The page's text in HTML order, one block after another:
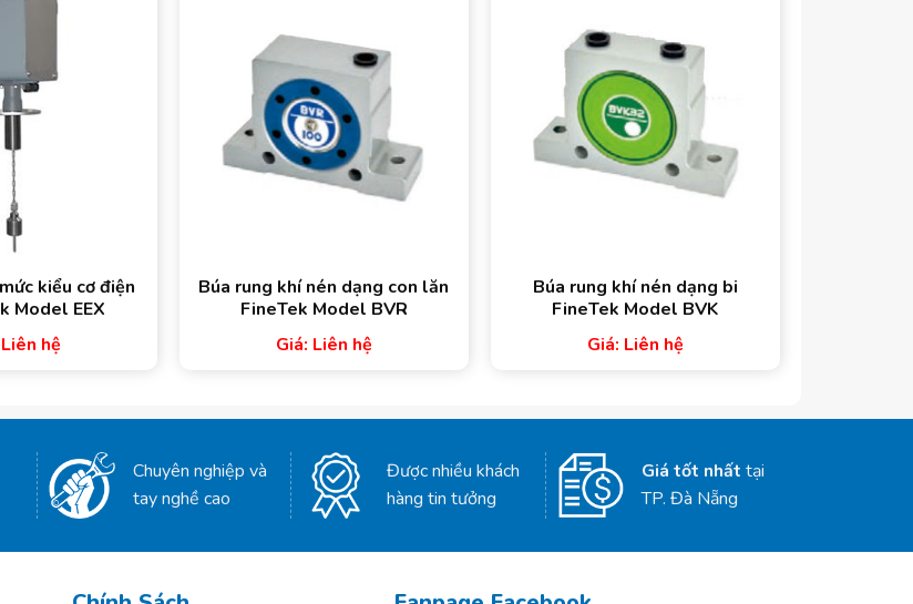
kiểu cơ điện
Model EEX
hệ
Búa rung khí nén dạng con lăn
FineTek Model BVR
Giá: Liên hệ
Búa rung khí nén dạng bi
FineTek Model BVK
Giá: Liên hệ
Chuyên nghiệp và
tay nghề cao
Được nhiều khách
hàng tin tưởng
Giá tốt nhấttại
TP. Đà Nẵng